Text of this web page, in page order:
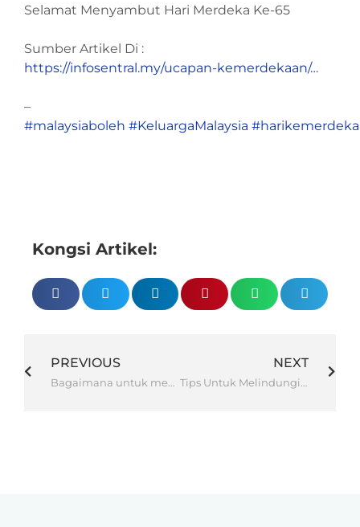
Selamat Menyambut Hari Merdeka Ke-65
Sumber Artikel Di :
https://infosentral.my/ucapan-kemerdekaan/…
–
#malaysiaboleh #KeluargaMalaysia
Kongsi Artikel:
PREVIOUS NEXT